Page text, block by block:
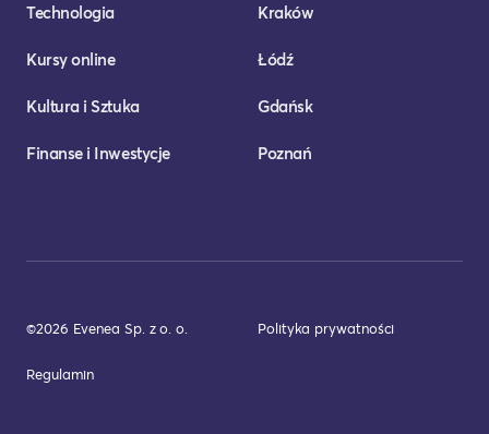
Technologia
Kursy online
Kultura i Sztuka
Finanse i Inwestycje
Kraków
Łódź
Gdańsk
Poznań
©2026 Evenea Sp. z o. o. Polityka prywatności
Regulamin